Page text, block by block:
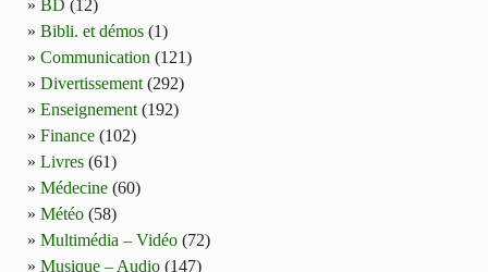
BD (12)
Bibli. et démos (1)
Communication (121)
Divertissement (292)
Enseignement (192)
Finance (102)
Livres (61)
Médecine (60)
Météo (58)
Multimédia – Vidéo (72)
Musique – Audio (147)